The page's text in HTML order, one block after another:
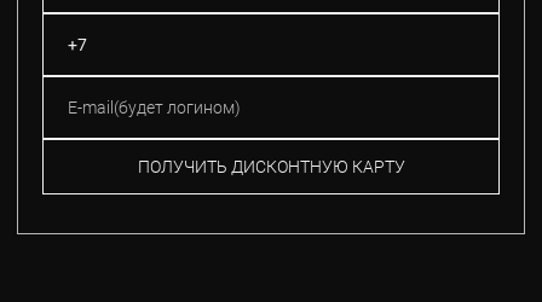
ПОЛУЧИТЬ ДИСКОНТНУЮ КАРТУ